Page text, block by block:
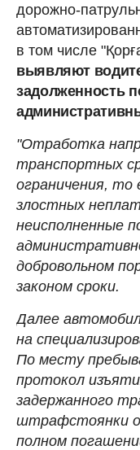
дорожно-
в том числе
выявляют
задолженность
"Отработка
транспортных
ограничения,
злостных
неисполненные
добровольном
законом сроки.
Далее
на
По месту
протокол
задержанного
штрафстоянки
полном